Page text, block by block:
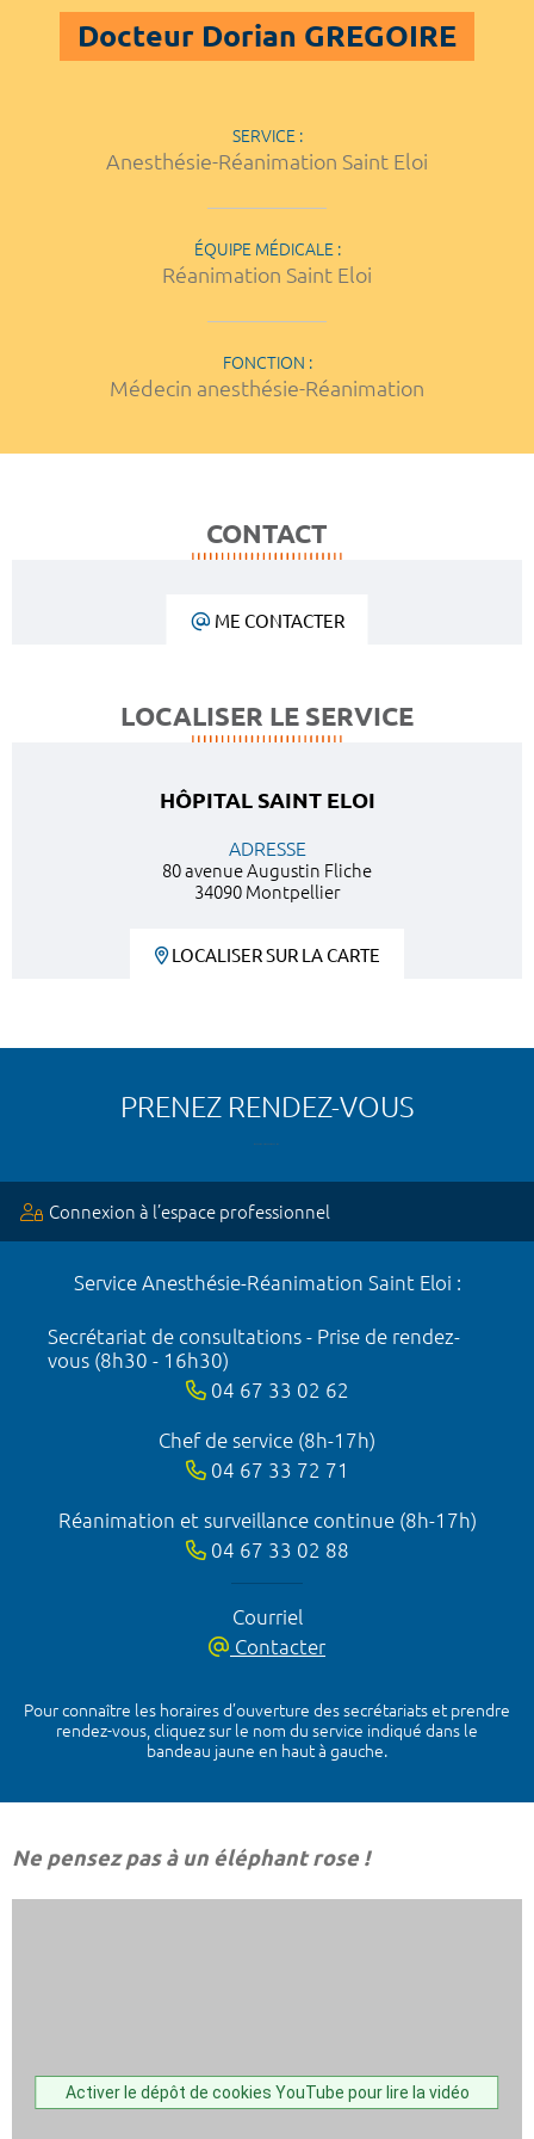
Docteur Dorian GREGOIRE
SERVICE :
Anesthésie-Réanimation Saint Eloi
ÉQUIPE MÉDICALE :
Réanimation Saint Eloi
FONCTION :
Médecin anesthésie-Réanimation
CONTACT
ME CONTACTER
LOCALISER LE SERVICE
HÔPITAL SAINT ELOI
ADRESSE
80 avenue Augustin Fliche
34090 Montpellier
LOCALISER SUR LA CARTE
PRENEZ RENDEZ-VOUS
Connexion à l’espace professionnel
Service Anesthésie-Réanimation Saint Eloi :
Secrétariat de consultations - Prise de rendez-
vous (8h30 - 16h30)
04 67 33 02 62
Chef de service (8h-17h)
04 67 33 72 71
Réanimation et surveillance continue (8h-17h)
04 67 33 02 88
Courriel
Contacter
Pour connaître les horaires d’ouverture des secrétariats et prendre
rendez-vous, cliquez sur le nom du service indiqué dans le
bandeau jaune en haut à gauche.
Ne pensez pas à un éléphant rose !
Activer le dépôt de cookies YouTube pour lire la vidéo